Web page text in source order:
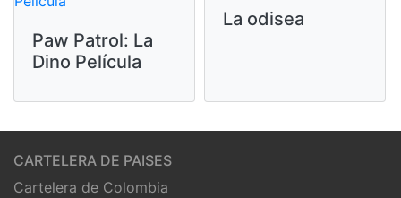
Paw Patrol: La
Dino Película
La odisea
CARTELERA DE PAISES
Cartelera de Colombia